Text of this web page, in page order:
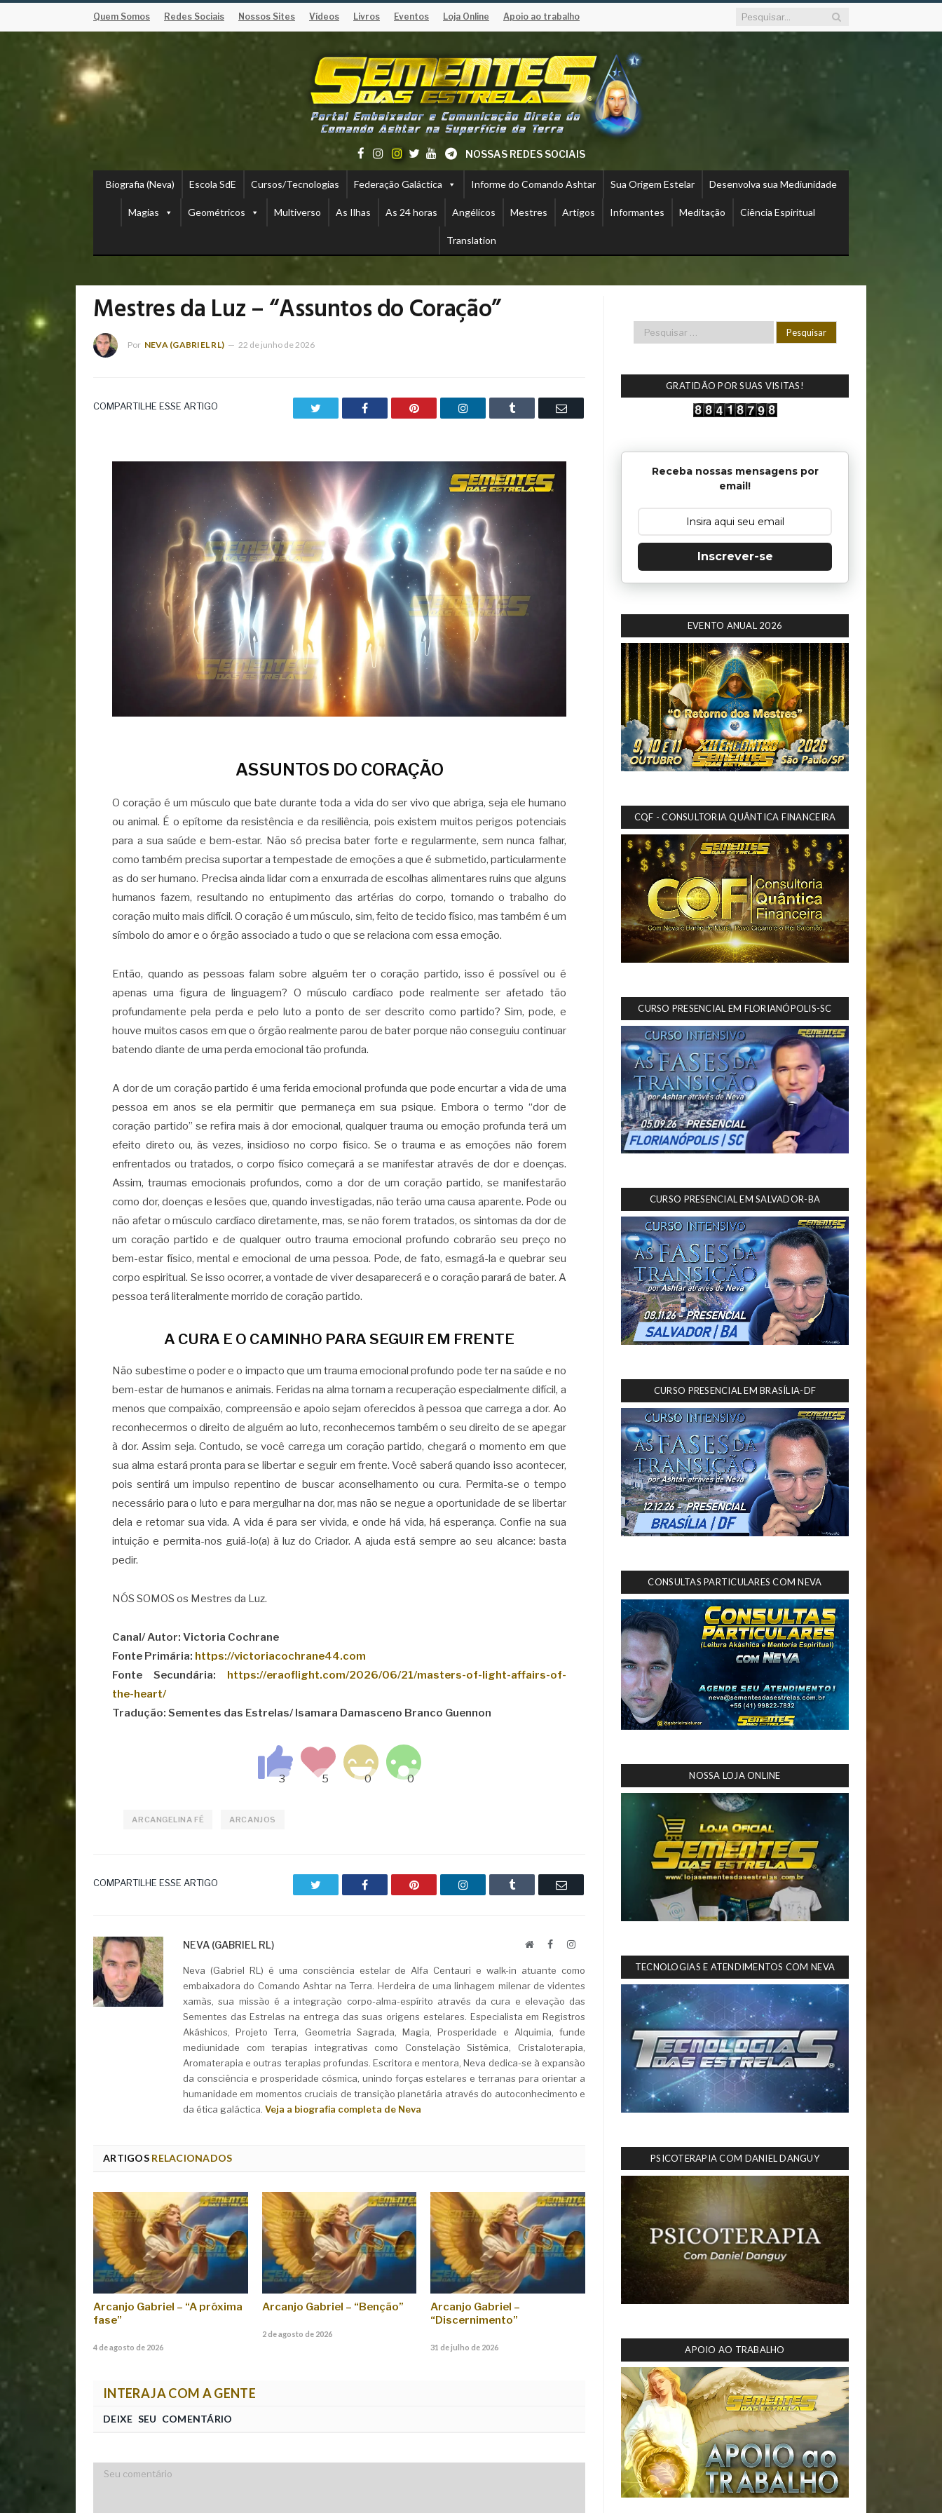
Quem Somos Redes Sociais Nossos Sites Vídeos Livros Eventos Loja Online Apoio ao trabalho
NOSSAS REDES SOCIAIS
Biografia (Neva) Escola SdE Cursos/Tecnologias Federação Galáctica Informe do Comando Ashtar Sua Origem Estelar Desenvolva sua Mediunidade
Magias Geométricos Multiverso As Ilhas As 24 horas Angélicos Mestres Artigos Informantes Meditação Ciência Espiritual
Translation
Mestres da Luz – “Assuntos do Coração”
Por NEVA (GABRIEL RL) 22 de junho de 2026
COMPARTILHE ESSE ARTIGO Facebook Pinterest LinkedIn Tumblr Email
ASSUNTOS DO CORAÇÃO
O coração é um músculo que bate durante toda a vida do ser vivo que abriga, seja ele humano
ou animal. É o epítome da resistência e da resiliência, pois existem muitos perigos potenciais
para a sua saúde e bem-estar. Não só precisa bater forte e regularmente, sem nunca falhar,
como também precisa suportar a tempestade de emoções a que é submetido, particularmente
as do ser humano. Precisa ainda lidar com a enxurrada de escolhas alimentares ruins que alguns
humanos fazem, resultando no entupimento das artérias do corpo, tornando o trabalho do
coração muito mais difícil. O coração é um músculo, sim, feito de tecido físico, mas também é um
símbolo do amor e o órgão associado a tudo o que se relaciona com essa emoção.
Então, quando as pessoas falam sobre alguém ter o coração partido, isso é possível ou é
apenas uma figura de linguagem? O músculo cardíaco pode realmente ser afetado tão
profundamente pela perda e pelo luto a ponto de ser descrito como partido? Sim, pode, e
houve muitos casos em que o órgão realmente parou de bater porque não conseguiu continuar
batendo diante de uma perda emocional tão profunda.
A dor de um coração partido é uma ferida emocional profunda que pode encurtar a vida de uma
pessoa em anos se ela permitir que permaneça em sua psique. Embora o termo “dor de
coração partido” se refira mais à dor emocional, qualquer trauma ou emoção profunda terá um
efeito direto ou, às vezes, insidioso no corpo físico. Se o trauma e as emoções não forem
enfrentados ou tratados, o corpo físico começará a se manifestar através de dor e doenças.
Assim, traumas emocionais profundos, como a dor de um coração partido, se manifestarão
como dor, doenças e lesões que, quando investigadas, não terão uma causa aparente. Pode ou
não afetar o músculo cardíaco diretamente, mas, se não forem tratados, os sintomas da dor de
um coração partido e de qualquer outro trauma emocional profundo cobrarão seu preço no
bem-estar físico, mental e emocional de uma pessoa. Pode, de fato, esmagá-la e quebrar seu
corpo espiritual. Se isso ocorrer, a vontade de viver desaparecerá e o coração parará de bater. A
pessoa terá literalmente morrido de coração partido.
A CURA E O CAMINHO PARA SEGUIR EM FRENTE
Não subestime o poder e o impacto que um trauma emocional profundo pode ter na saúde e no
bem-estar de humanos e animais. Feridas na alma tornam a recuperação especialmente difícil, a
menos que compaixão, compreensão e apoio sejam oferecidos à pessoa que carrega a dor. Ao
reconhecermos o direito de alguém ao luto, reconhecemos também o seu direito de se apegar
à dor. Assim seja. Contudo, se você carrega um coração partido, chegará o momento em que
sua alma estará pronta para se libertar e seguir em frente. Você saberá quando isso acontecer,
pois sentirá um impulso repentino de buscar aconselhamento ou cura. Permita-se o tempo
necessário para o luto e para mergulhar na dor, mas não se negue a oportunidade de se libertar
dela e retomar sua vida. A vida é para ser vivida, e onde há vida, há esperança. Confie na sua
intuição e permita-nos guiá-lo(a) à luz do Criador. A ajuda está sempre ao seu alcance: basta
pedir.
NÓS SOMOS os Mestres da Luz.
Canal/ Autor: Victoria Cochrane
Fonte Primária: https://victoriacochrane44.com
Fonte Secundária: https://eraoflight.com/2026/06/21/masters-of-light-affairs-of-
the-heart/
Tradução: Sementes das Estrelas/ Isamara Damasceno Branco Guennon
ARCANGELINA FÉ ARCANJOS
COMPARTILHE ESSE ARTIGO Facebook Pinterest LinkedIn Tumblr Email
NEVA (GABRIEL RL) WebsiteFacebookLinkedIn
Neva (Gabriel RL) é uma consciência estelar de Alfa Centauri e walk-in atuante como
embaixadora do Comando Ashtar na Terra. Herdeira de uma linhagem milenar de videntes
xamãs, sua missão é a integração corpo-alma-espírito através da cura e elevação das
Sementes das Estrelas na entrega das suas origens estelares. Especialista em Registros
Akáshicos, Projeto Terra, Geometria Sagrada, Magia, Prosperidade e Alquimia, funde
mediunidade com terapias integrativas como Constelação Sistêmica, Cristaloterapia,
Aromaterapia e outras terapias profundas. Escritora e mentora, Neva dedica-se à expansão
da consciência e prosperidade cósmica, unindo forças estelares e terranas para orientar a
humanidade em momentos cruciais de transição planetária através do autoconhecimento e
da ética galáctica. Veja a biografia completa de Neva
ARTIGOSRELACIONADOS
Arcanjo Gabriel – “A próxima
fase”
4 de agosto de 2026
Arcanjo Gabriel – “Benção”
2 de agosto de 2026
Arcanjo Gabriel –
“Discernimento”
31 de julho de 2026
INTERAJA COM A GENTE
DEIXE SEU COMENTÁRIO
GRATIDÃO POR SUAS VISITAS!
Receba nossas mensagens por
email!
Inscrever-se
EVENTO ANUAL 2026
CQF - CONSULTORIA QUÂNTICA FINANCEIRA
CURSO PRESENCIAL EM FLORIANÓPOLIS-SC
CURSO PRESENCIAL EM SALVADOR-BA
CURSO PRESENCIAL EM BRASÍLIA-DF
CONSULTAS PARTICULARES COM NEVA
NOSSA LOJA ONLINE
TECNOLOGIAS E ATENDIMENTOS COM NEVA
PSICOTERAPIA COM DANIEL DANGUY
APOIO AO TRABALHO